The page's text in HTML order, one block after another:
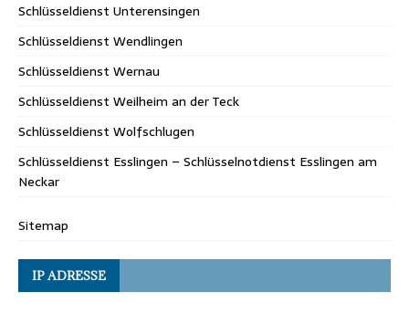
Schlüsseldienst Unterensingen
Schlüsseldienst Wendlingen
Schlüsseldienst Wernau
Schlüsseldienst Weilheim an der Teck
Schlüsseldienst Wolfschlugen
Schlüsseldienst Esslingen – Schlüsselnotdienst Esslingen am
Neckar
Sitemap
IP ADRESSE